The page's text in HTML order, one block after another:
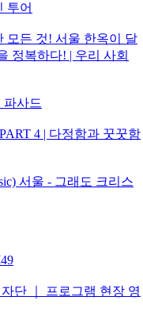
투어
모든 것! 서울 한옥이 달
정복하다! | 우리 사회
사드
4 | 다정함과 꿋꿋함
서울 - 그래도 크리스
단 ｜ 프로그램 현장 영